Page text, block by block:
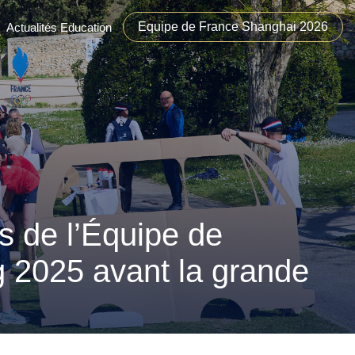
Actualités Education Equipe de France Shanghai 2026
de l’Équipe de
avant la grande